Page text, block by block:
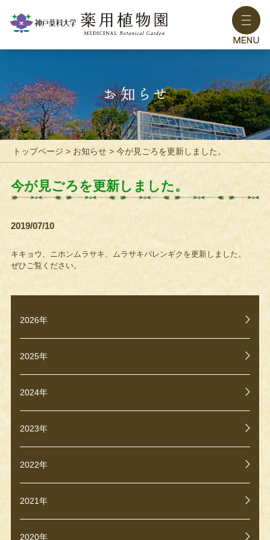
トップページ > お知らせ > 今が見ごろを更新しました。
今が見ごろを更新しました。
2019/07/10
キキョウ、ニホンムラサキ、ムラサキバレンギクを更新しました。
ぜひご覧ください。
2026年
2025年
2024年
2023年
2022年
2021年
2020年